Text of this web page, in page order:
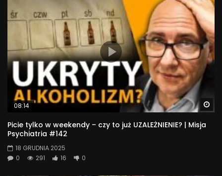
08:14
Picie tylko w weekendy – czy to już UZALEŻNIENIE? | Misja
Psychiatria #142
18 GRUDNIA 2025
0
291 16 0